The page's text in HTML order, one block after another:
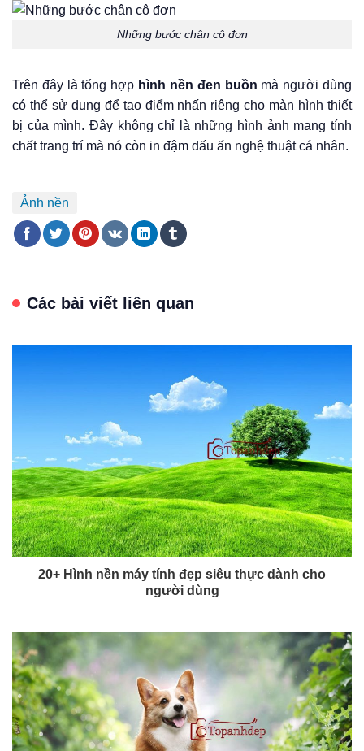
Những bước chân cô đơn
Trên đây là tổng hợp hình nền đen buồn mà người dùng
có thể sử dụng để tạo điểm nhấn riêng cho màn hình thiết
bị của mình. Đây không chỉ là những hình ảnh mang tính
chất trang trí mà nó còn in đậm dấu ấn nghệ thuật cá nhân.
Ảnh nền
Các bài viết liên quan
20+ Hình nền máy tính đẹp siêu thực dành cho
người dùng